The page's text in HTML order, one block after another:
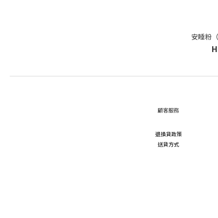
安睡粉
顧客服務
退換貨政策
送貨方式